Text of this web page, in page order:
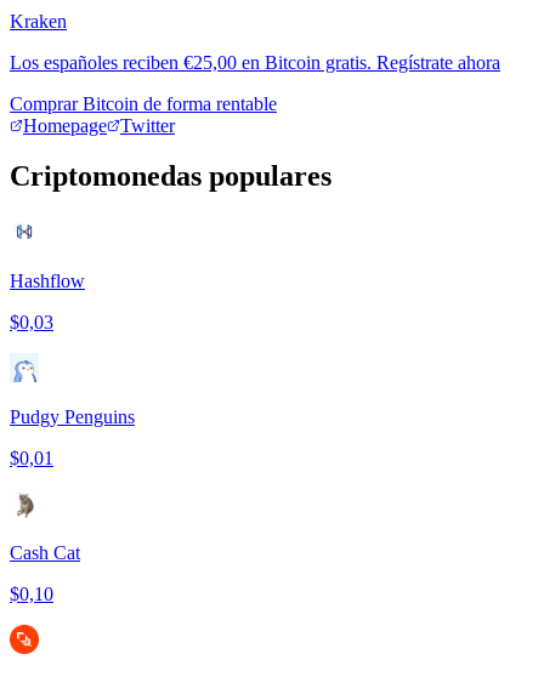
Kraken
Los españoles reciben €25,00 en Bitcoin gratis. Regístrate ahora
Comprar Bitcoin de forma rentable
Homepage
Twitter
Criptomonedas populares
Hashflow
$0,03
Pudgy Penguins
$0,01
Cash Cat
$0,10